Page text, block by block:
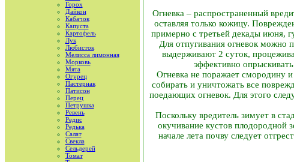
Горох
Дайкон
Кабачок
Капуста
Картофель
Лук
Любисток
Мелисса лимонная
Морковь
Мята
Огурец
Пастернак
Патисон
Перец
Петрушка
Ревень
Редис
Редька
Салат
Свекла
Сельдерей
Томат
Огневка – распространенный
оставляя только кожицу.
примерно с третьей декады июня,
Для отпугивания огневок можно
выдерживают 2 суток,
эффективно
Огневка не поражает смородину
собирать и уничтожать все
поедающих огневок. Для этого
Поскольку вредитель зимует в
окучивание кустов плодородной
начале лета почву следует